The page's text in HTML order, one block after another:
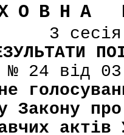
3
№ 24 від
Закону